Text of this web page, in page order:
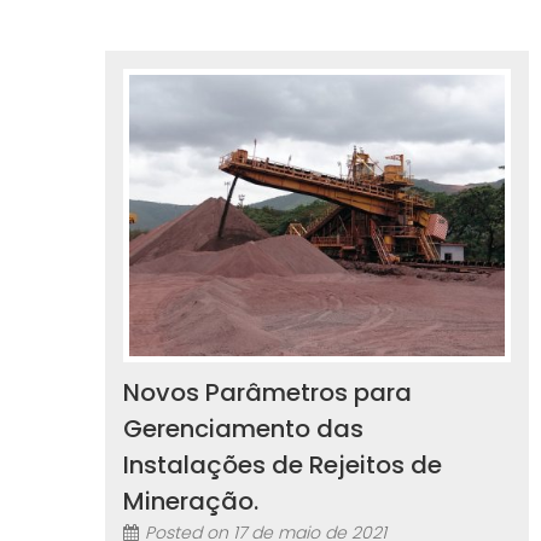
Novos Parâmetros para
Gerenciamento das
Instalações de Rejeitos de
Mineração.
Posted on 17 de maio de 2021